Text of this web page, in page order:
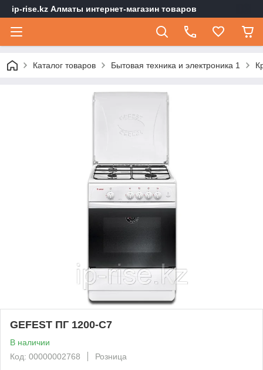
ip-rise.kz Алматы интернет-магазин товаров
Каталог товаров Бытовая техника и электроника 1
GEFEST ПГ 1200-С7
В наличии
Код: 00000002768
Розница